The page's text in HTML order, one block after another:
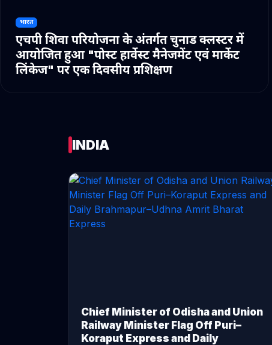
भारत
एचपी शिवा परियोजना के अंतर्गत चुनाड क्लस्टर में
आयोजित हुआ "पोस्ट हार्वेस्ट मैनेजमेंट एवं मार्केट
लिंकेज" पर एक दिवसीय प्रशिक्षण
INDIA
Chief Minister of Odisha and Union
Railway Minister Flag Off Puri–
Koraput Express and Daily